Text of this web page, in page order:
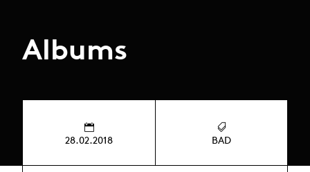
Albums
28.02.2018 BAD